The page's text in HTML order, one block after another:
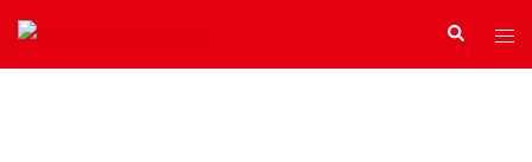
Zum
Inhalt
springen
Search